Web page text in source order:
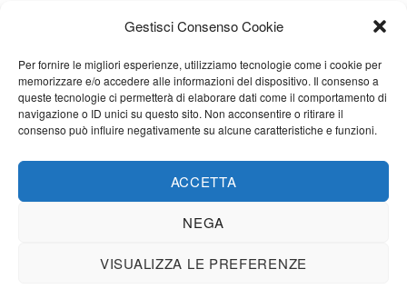
Gestisci Consenso Cookie
Per fornire le migliori esperienze, utilizziamo tecnologie come i cookie per
memorizzare e/o accedere alle informazioni del dispositivo. Il consenso a
queste tecnologie ci permetterà di elaborare dati come il comportamento di
navigazione o ID unici su questo sito. Non acconsentire o ritirare il
consenso può influire negativamente su alcune caratteristiche e funzioni.
ACCETTA
NEGA
VISUALIZZA LE PREFERENZE
Pane e Lievitati
Ricette veloci
Contatti
Favole di Gusto Proudly powered by WordPress